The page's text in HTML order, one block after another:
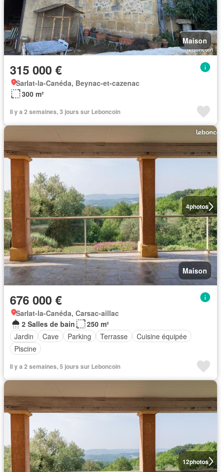
Maison
315 000 €
Sarlat-la-Canéda, Beynac-et-cazenac
300 m²
Il y a 2 semaines, 3 jours sur Leboncoin
4photos
Maison
676 000 €
Sarlat-la-Canéda, Carsac-aillac
2 Salles de bain
250 m²
Jardin
Cave Parking Terrasse
Cuisine équipée
Piscine
Il y a 2 semaines, 5 jours sur Leboncoin
12photos